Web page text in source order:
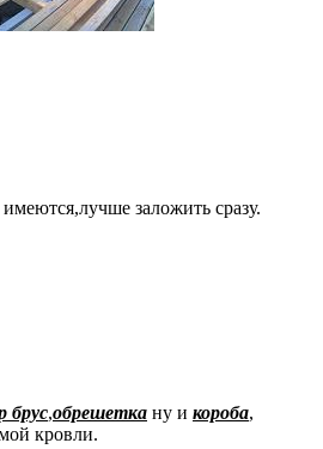
заложить сразу.
брус,обрешетка ну и короба,
кровли.